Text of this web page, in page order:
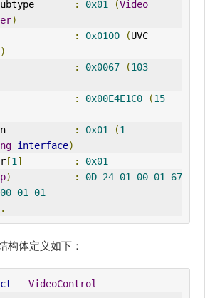
: 0x01 (Video
)
: 0x0100 (
UVC
)
: 0x0067 (103
: 0x00E4E1C0 (15
: 0x01 (1
interface)
[1 ] :
0x01
) : 0D 24 01 00 01
67
00 01
01
构体定义如下：
_VideoControl